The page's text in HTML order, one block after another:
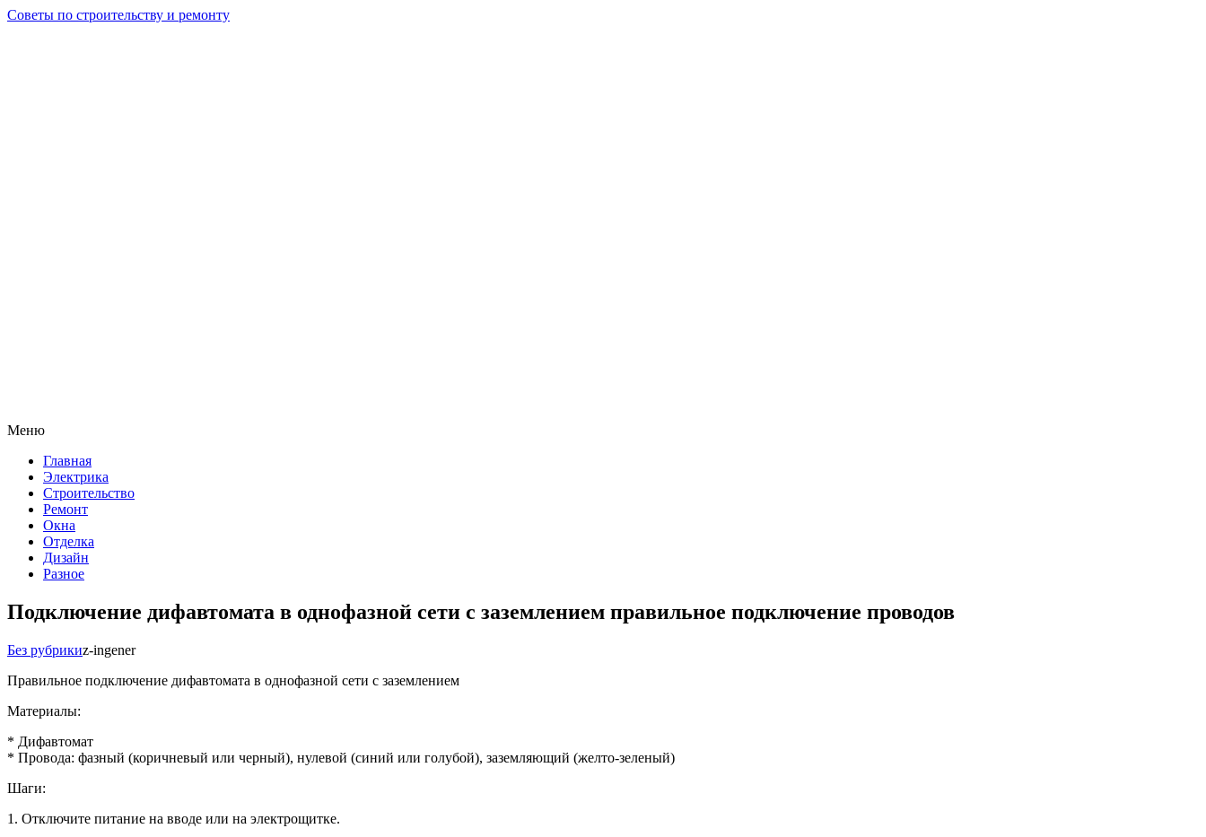
Советы по строительству и ремонту
Меню
Главная
Электрика
Строительство
Ремонт
Окна
Отделка
Дизайн
Разное
Подключение дифавтомата в однофазной сети с заземлением правильное подключение проводов
Без рубрикиz-ingener
Правильное подключение дифавтомата в однофазной сети с заземлением
Материалы:
* Дифавтомат
* Провода: фазный (коричневый или черный), нулевой (синий или голубой), заземляющий (желто-зеленый)
Шаги:
1. Отключите питание на вводе или на электрощитке.